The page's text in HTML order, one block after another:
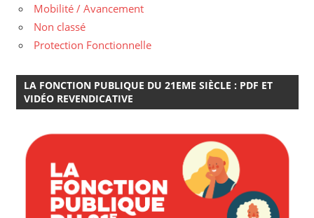
Mobilité / Avancement
Non classé
Protection Fonctionnelle
LA FONCTION PUBLIQUE DU 21EME SIÈCLE : PDF ET
VIDÉO REVENDICATIVE